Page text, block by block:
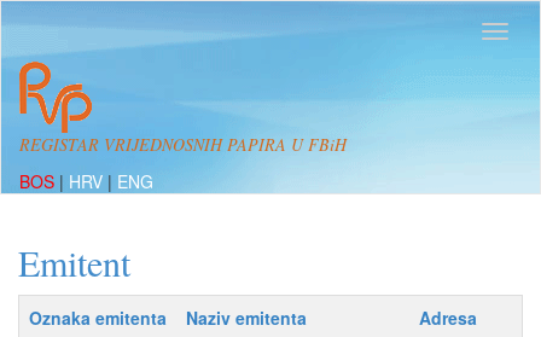
REGISTAR VRIJEDNOSNIH PAPIRA U FBiH
BOS | HRV | ENG
Emitent
Oznaka emitenta Naziv emitenta
Adresa